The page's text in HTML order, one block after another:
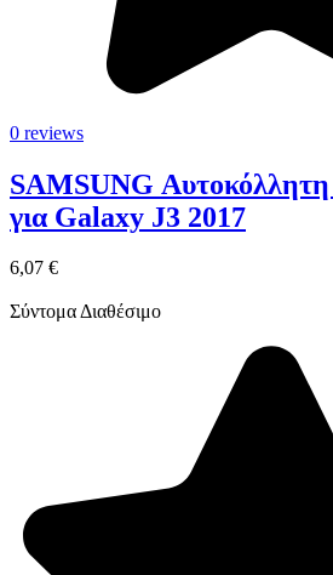
0 reviews
SAMSUNG Αυτοκόλλητη
για Galaxy J3 2017
6,07 €
Σύντομα Διαθέσιμο